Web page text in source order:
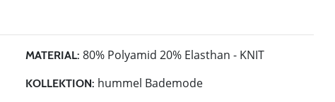
MATERIAL: 80% Polyamid 20% Elasthan - KNIT
KOLLEKTION: hummel Bademode